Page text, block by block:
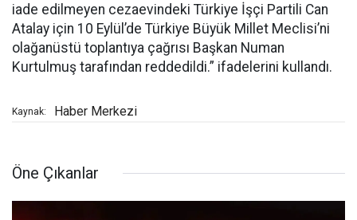
iade edilmeyen cezaevindeki Türkiye İşçi Partili Can
Atalay için 10 Eylül’de Türkiye Büyük Millet Meclisi’ni
olağanüstü toplantıya çağrısı Başkan Numan
Kurtulmuş tarafından reddedildi.” ifadelerini kullandı.
Kaynak: Haber Merkezi
Öne Çıkanlar